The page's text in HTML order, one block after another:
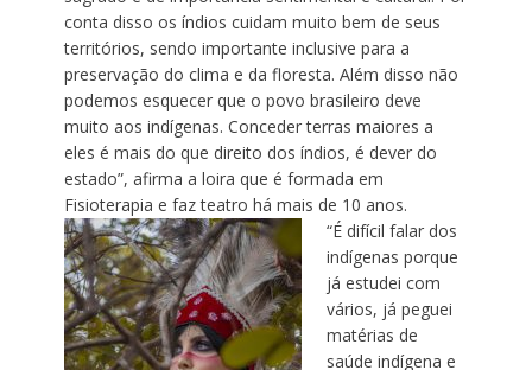
conta disso os índios cuidam muito bem de seus
territórios, sendo importante inclusive para a
preservação do clima e da floresta. Além disso não
podemos esquecer que o povo brasileiro deve
muito aos indígenas. Conceder terras maiores a
eles é mais do que direito dos índios, é dever do
estado”, afirma a loira que é formada em
Fisioterapia e faz teatro há mais de 10 anos.
“É difícil falar dos
indígenas porque
já estudei com
vários, já peguei
matérias de
saúde indígena e